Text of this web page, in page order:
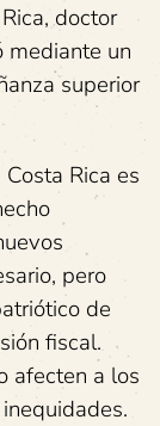
doctor
mediante un
superior
Rica es
pero
de
fiscal.
afecten a los